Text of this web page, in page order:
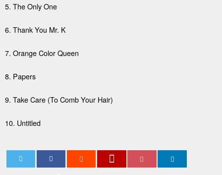
5. The Only One
6. Thank You Mr. K
7. Orange Color Queen
8. Papers
9. Take Care (To Comb Your Hair)
10. Untitled